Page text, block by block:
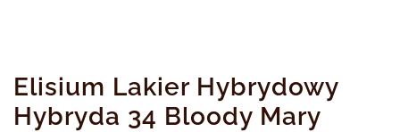
Elisium Lakier Hybrydowy
Hybryda 34 Bloody Mary